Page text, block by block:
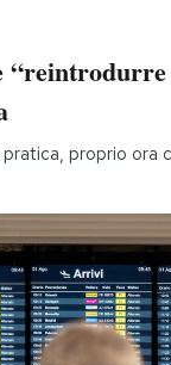
proprio ora